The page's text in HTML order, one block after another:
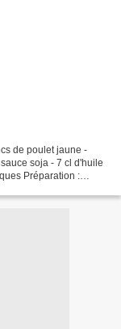
de poulet jaune -
soja - 7 cl d'huile
Préparation :